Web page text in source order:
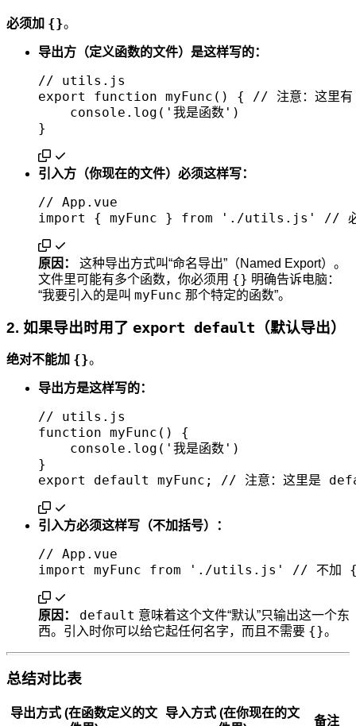
必须加 {}。
导出方（定义函数的文件）是这样写的：
// utils.js
export function myFunc() { // 注意：这里有
    console.log('我是函数')
引入方（你现在的文件）必须这样写：
// App.vue
原因：
这种导出方式叫“命名导出”（Named Export）。
文件里可能有多个函数，你必须用 {} 明确告诉电脑：
“我要引入的是叫 myFunc 那个特定的函数”。
2. 如果导出时用了 export default （默认导出）
绝对不能加 {}。
导出方是这样写的：
// utils.js
function myFunc() {
    console.log('我是函数')
}
引入方必须这样写（不加括号）：
// App.vue
原因： default 意味着这个文件“默认”只输出这一个东
西。引入时你可以给它起任何名字，而且不需要 {}。
总结对比表
导出方式 (在函数定义的文
导入方式 (在你现在的文
备注